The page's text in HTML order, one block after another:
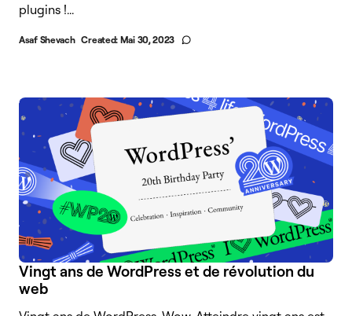
plugins !...
Asaf Shevach Created: Mai 30, 2023
Vingt ans de WordPress et de révolution du
web